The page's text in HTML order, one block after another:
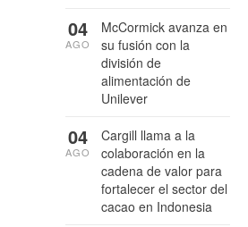
McCormick avanza en
su fusión con la
división de
alimentación de
Unilever
04
AGO
Cargill llama a la
colaboración en la
cadena de valor para
fortalecer el sector del
cacao en Indonesia
04
AGO